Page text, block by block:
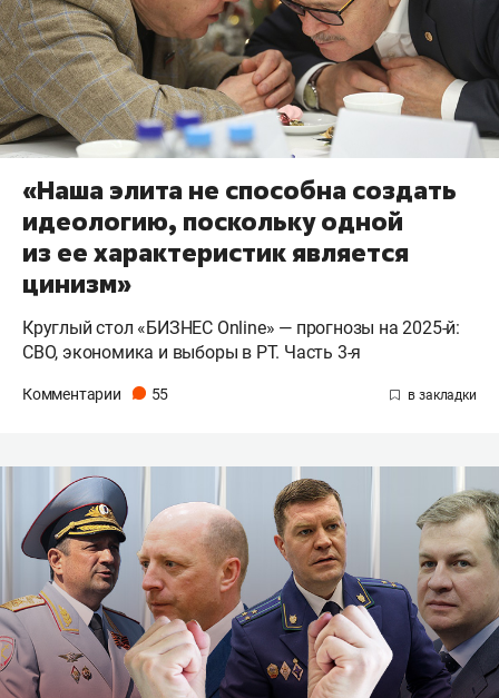
«Наша элита не способна создать
идеологию, поскольку одной
из ее характеристик является
цинизм»
Круглый стол «БИЗНЕС Online» — прогнозы на 2025-й:
СВО, экономика и выборы в РТ. Часть 3-я
Комментарии 55